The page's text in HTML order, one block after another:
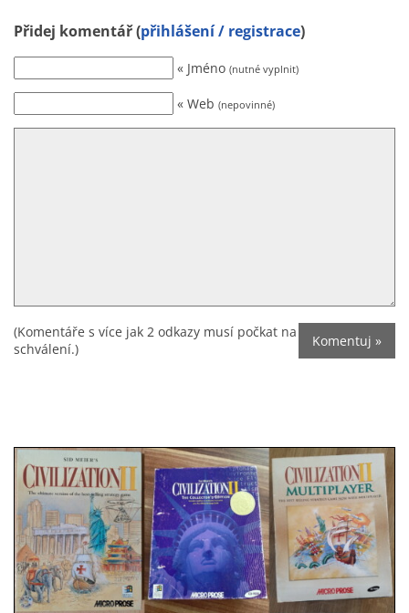
Přidej komentář (přihlášení / registrace)
« Jméno (nutné vyplnit)
« Web (nepovinné)
(Komentáře s více jak 2 odkazy musí počkat na
schválení.)